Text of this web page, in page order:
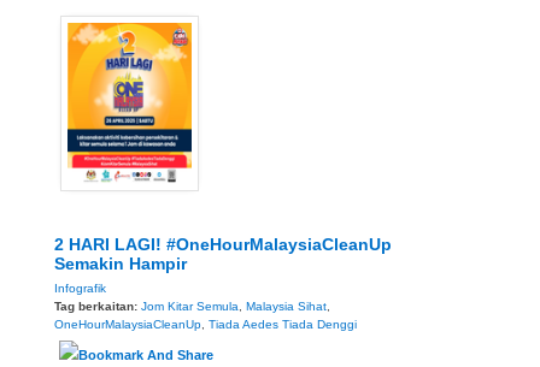
2 HARI LAGI! #OneHourMalaysiaCleanUp
Semakin Hampir
Infografik
Tag berkaitan: Jom Kitar Semula Malaysia Sihat
OneHourMalaysiaCleanUp Tiada Aedes Tiada Denggi